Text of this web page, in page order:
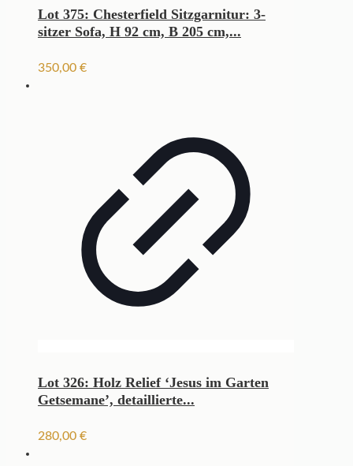
Lot 375: Chesterfield Sitzgarnitur: 3-
sitzer Sofa, H 92 cm, B 205 cm,...
350,00 €
Lot 326: Holz Relief ‘Jesus im Garten
Getsemane’, detaillierte...
280,00 €